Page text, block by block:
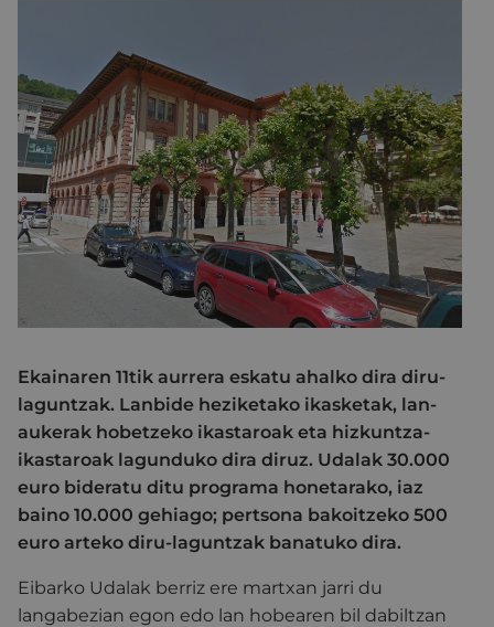
Ekainaren 11tik aurrera eskatu ahalko dira diru-
laguntzak. Lanbide heziketako ikasketak, lan-
aukerak hobetzeko ikastaroak eta hizkuntza-
ikastaroak lagunduko dira diruz. Udalak 30.000
euro bideratu ditu programa honetarako, iaz
baino 10.000 gehiago; pertsona bakoitzeko 500
euro arteko diru-laguntzak banatuko dira.
Eibarko Udalak berriz ere martxan jarri du
langabezian egon edo lan hobearen bil dabiltzan